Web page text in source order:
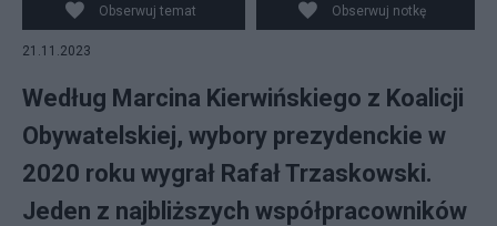
Obserwuj temat Obserwuj notkę
21.11.2023
Według Marcina Kierwińskiego z Koalicji
Obywatelskiej, wybory prezydenckie w
2020 roku wygrał Rafał Trzaskowski.
Jeden z najbliższych współpracowników